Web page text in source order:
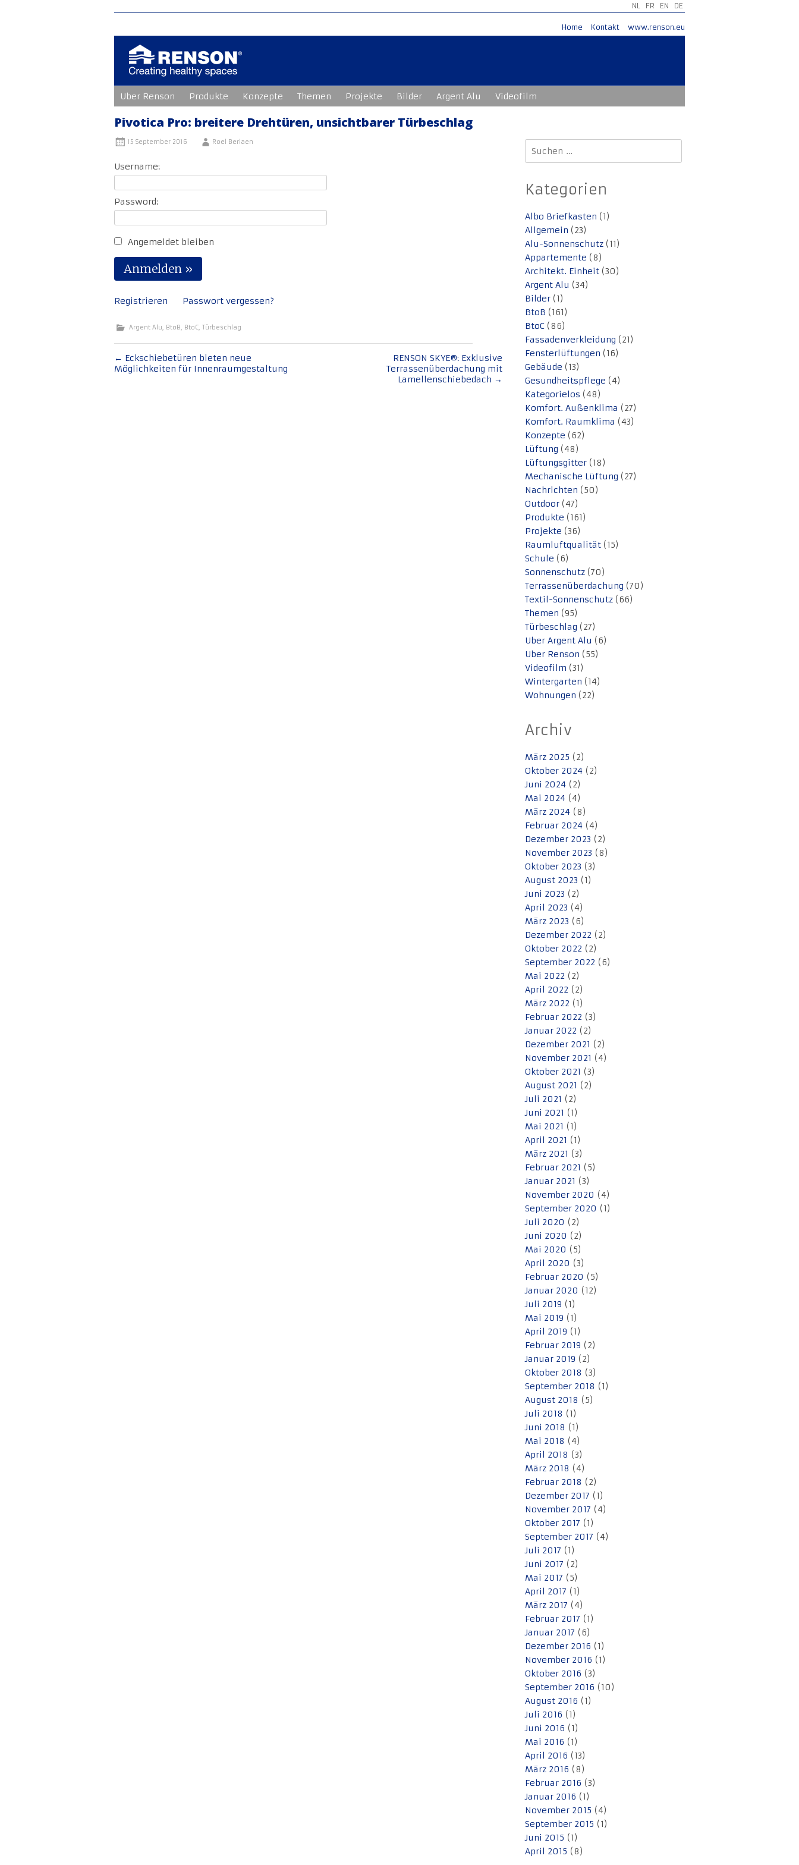
NL FR EN DE
Home Kontakt www.renson.eu
Inhalt
springen
Uber Renson Produkte Konzepte Themen Projekte Bilder Argent Alu Videofilm
Pivotica Pro: breitere Drehtüren, unsichtbarer Türbeschlag
15 September 2016 Roel Berlaen
Username:
Password:
Angemeldet bleiben
Registrieren Passwort vergessen?
Argent Alu, BtoB, BtoC, Türbeschlag
Beitragsnavigation
← Eckschiebetüren bieten neue
Möglichkeiten für Innenraumgestaltung
RENSON SKYE®: Exklusive
Terrassenüberdachung mit
Lamellenschiebedach →
Suchen
nach:
Kategorien
Albo Briefkasten (1)
Allgemein (23)
Alu-Sonnenschutz (11)
Appartemente (8)
Architekt. Einheit (30)
Argent Alu (34)
Bilder (1)
BtoB (161)
BtoC (86)
Fassadenverkleidung (21)
Fensterlüftungen (16)
Gebäude (13)
Gesundheitspflege (4)
Kategorielos (48)
Komfort. Außenklima (27)
Komfort. Raumklima (43)
Konzepte (62)
Lüftung (48)
Lüftungsgitter (18)
Mechanische Lüftung (27)
Nachrichten (50)
Outdoor (47)
Produkte (161)
Projekte (36)
Raumluftqualität (15)
Schule (6)
Sonnenschutz (70)
Terrassenüberdachung (70)
Textil-Sonnenschutz (66)
Themen (95)
Türbeschlag (27)
Uber Argent Alu (6)
Uber Renson (55)
Videofilm (31)
Wintergarten (14)
Wohnungen (22)
Archiv
März 2025 (2)
Oktober 2024 (2)
Juni 2024 (2)
Mai 2024 (4)
März 2024 (8)
Februar 2024 (4)
Dezember 2023 (2)
November 2023 (8)
Oktober 2023 (3)
August 2023 (1)
Juni 2023 (2)
April 2023 (4)
März 2023 (6)
Dezember 2022 (2)
Oktober 2022 (2)
September 2022 (6)
Mai 2022 (2)
April 2022 (2)
März 2022 (1)
Februar 2022 (3)
Januar 2022 (2)
Dezember 2021 (2)
November 2021 (4)
Oktober 2021 (3)
August 2021 (2)
Juli 2021 (2)
Juni 2021 (1)
Mai 2021 (1)
April 2021 (1)
März 2021 (3)
Februar 2021 (5)
Januar 2021 (3)
November 2020 (4)
September 2020 (1)
Juli 2020 (2)
Juni 2020 (2)
Mai 2020 (5)
April 2020 (3)
Februar 2020 (5)
Januar 2020 (12)
Juli 2019 (1)
Mai 2019 (1)
April 2019 (1)
Februar 2019 (2)
Januar 2019 (2)
Oktober 2018 (3)
September 2018 (1)
August 2018 (5)
Juli 2018 (1)
Juni 2018 (1)
Mai 2018 (4)
April 2018 (3)
März 2018 (4)
Februar 2018 (2)
Dezember 2017 (1)
November 2017 (4)
Oktober 2017 (1)
September 2017 (4)
Juli 2017 (1)
Juni 2017 (2)
Mai 2017 (5)
April 2017 (1)
März 2017 (4)
Februar 2017 (1)
Januar 2017 (6)
Dezember 2016 (1)
November 2016 (1)
Oktober 2016 (3)
September 2016 (10)
August 2016 (1)
Juli 2016 (1)
Juni 2016 (1)
Mai 2016 (1)
April 2016 (13)
März 2016 (8)
Februar 2016 (3)
Januar 2016 (1)
November 2015 (4)
September 2015 (1)
Juni 2015 (1)
April 2015 (8)